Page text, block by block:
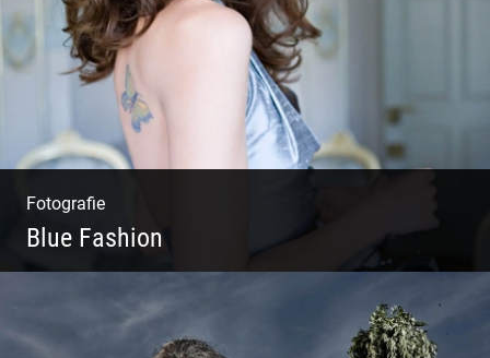
Fotografie
Blue Fashion
Blue Fashion